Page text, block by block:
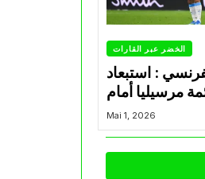
الخضر عبر القارات
: استبعاد
مرسيليا أمام
نانت
Mai 1, 2026